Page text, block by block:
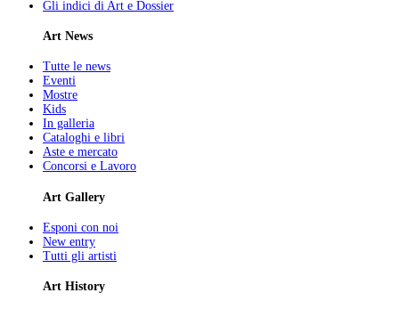
Gli indici di Art e Dossier
Art News
Tutte le news
Eventi
Mostre
Kids
In galleria
Cataloghi e libri
Aste e mercato
Concorsi e Lavoro
Art Gallery
Esponi con noi
New entry
Tutti gli artisti
Art History